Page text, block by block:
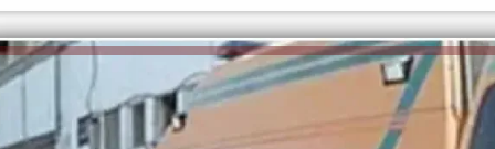
إلهام شرشر تكتب: دي مبقتش كورة..
دي سياسة
الكاتبة إلهام شرشر تهنئ الرئيس
السيسي بعيد ميلاده وتُشيد بجهوده
في بناء الدولة